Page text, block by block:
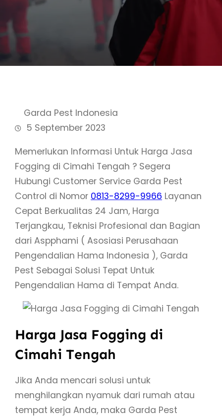
Garda Pest Indonesia
5 September 2023
Memerlukan Informasi Untuk Harga Jasa
Fogging di Cimahi Tengah ? Segera
Hubungi Customer Service Garda Pest
Control di Nomor 0813-8299-9966 Layanan
Cepat Berkualitas 24 Jam, Harga
Terjangkau, Teknisi Profesional dan Bagian
dari Aspphami ( Asosiasi Perusahaan
Pengendalian Hama Indonesia ), Garda
Pest Sebagai Solusi Tepat Untuk
Pengendalian Hama di Tempat Anda.
Harga Jasa Fogging di
Cimahi Tengah
Jika Anda mencari solusi untuk
menghilangkan nyamuk dari rumah atau
tempat kerja Anda, maka Garda Pest